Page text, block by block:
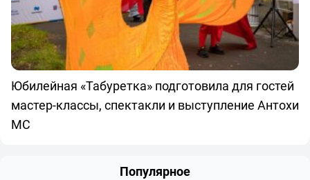
Юбилейная «Табуретка» подготовила для гостей
мастер-классы, спектакли и выступление Антохи
МС
Популярное